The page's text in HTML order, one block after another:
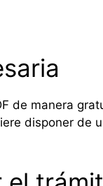
de manera
disponer de